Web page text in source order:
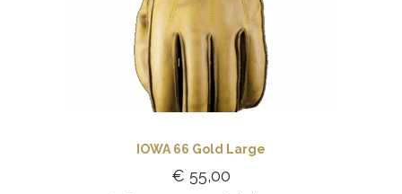
IOWA 66 Gold Large
€ 55,00